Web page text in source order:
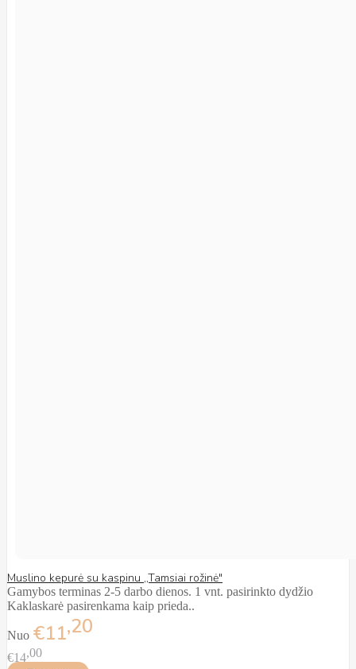
Muslino kepurė su kaspinu ,,Tamsiai rožinė"
Gamybos terminas 2-5 darbo dienos. 1 vnt. pasirinkto dydžio
Kaklaskarė pasirenkama kaip prieda..
Nuo €11 20
€14 00